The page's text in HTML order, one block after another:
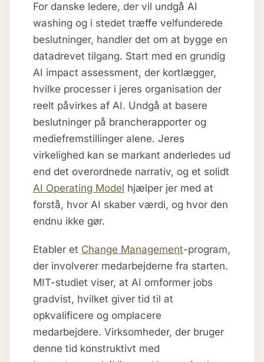
For danske ledere, der vil undgå AI
washing og i stedet træffe velfunderede
beslutninger, handler det om at bygge en
datadrevet tilgang. Start med en grundig
AI impact assessment, der kortlægger,
hvilke processer i jeres organisation der
reelt påvirkes af AI. Undgå at basere
beslutninger på brancherapporter og
mediefremstillinger alene. Jeres
virkelighed kan se markant anderledes ud
end det overordnede narrativ, og et solidt
AI Operating Model hjælper jer med at
forstå, hvor AI skaber værdi, og hvor den
endnu ikke gør.
Etabler et Change Management-program,
der involverer medarbejderne fra starten.
MIT-studiet viser, at AI omformer jobs
gradvist, hvilket giver tid til at
opkvalificere og omplacere
medarbejdere. Virksomheder, der bruger
denne tid konstruktivt med